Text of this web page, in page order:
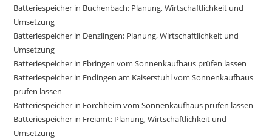
Batteriespeicher in Buchenbach: Planung, Wirtschaftlichkeit und
Umsetzung
Batteriespeicher in Denzlingen: Planung, Wirtschaftlichkeit und
Umsetzung
Batteriespeicher in Ebringen vom Sonnenkaufhaus prüfen lassen
Batteriespeicher in Endingen am Kaiserstuhl vom Sonnenkaufhaus
prüfen lassen
Batteriespeicher in Forchheim vom Sonnenkaufhaus prüfen lassen
Batteriespeicher in Freiamt: Planung, Wirtschaftlichkeit und
Umsetzung